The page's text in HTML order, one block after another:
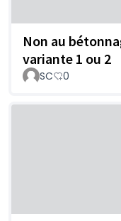
Non au
variante 1 ou 2
SC 0